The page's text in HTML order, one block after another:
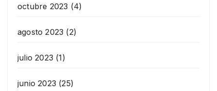
octubre 2023 (4)
agosto 2023 (2)
julio 2023 (1)
junio 2023 (25)